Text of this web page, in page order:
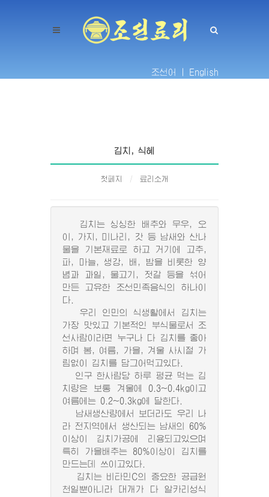
조선어 | English
김치, 식혜
첫페지 료리소개
김치는 싱싱한 배추와 무우, 오
이, 가지, 미나리, 갓 등 남새와 산나
물을 기본재료로 하고 거기에 고추,
파, 마늘, 생강, 배, 밤을 비롯한 양
념과 과일, 물고기, 젓갈 등을 섞어
만든 고유한 조선민족음식의 하나이
다.
우리 인민의 식생활에서 김치는
가장 맛있고 기본적인 부식물로서 조
선사람이라면 누구나 다 김치를 좋아
하며 봄, 여름, 가을, 겨울 사시절 가
림없이 김치를 담그어먹고있다.
인구 한사람당 하루 평균 먹는 김
치량은 보통 겨울에 0.3~0.4kg이고
여름에는 0.2~0.3kg에 달한다.
남새생산량에서 보더라도 우리 나
라 전지역에서 생산되는 남새의 60%
이상이 김치가공에 리용되고있으며
특히 가을배추는 80%이상이 김치를
만드는데 쓰이고있다.
김치는 비타민C의 중요한 공급원
천일뿐아니라 대개가 다 알카리성식